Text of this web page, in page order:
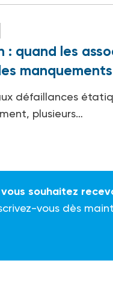
: quand les
défaillances
plusieurs…
vous souhaitez
vous dès